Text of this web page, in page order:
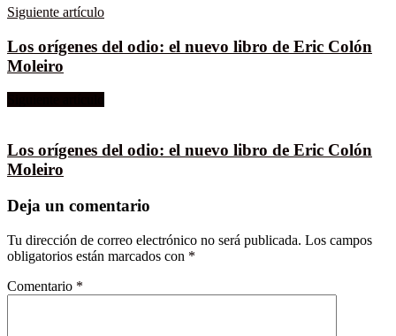
Siguiente artículo
Los orígenes del odio: el nuevo libro de Eric Colón
Moleiro
Los orígenes del odio: el nuevo libro de Eric Colón
Moleiro
Deja un comentario
Tu dirección de correo electrónico no será publicada. Los campos
obligatorios están marcados con *
Comentario *